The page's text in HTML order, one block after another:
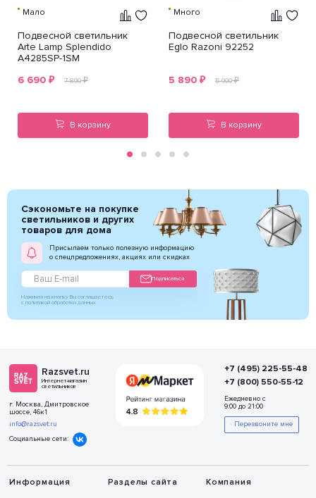
Мало
Подвесной светильник
Arte Lamp Splendido
A4285SP-1SM
6 690 ₽ 7 890₽
В корзину
Много
Подвесной светильник
Eglo Razoni 92252
5 890 ₽ 5 990₽
В корзину
Сэкономьте на покупке
светильников и других
товаров для дома
Присылаем только полезную информацию
о спецпредложениях, акциях или скидках
Подписаться
Нажимая на кнопку Вы соглашаетесь
с политикой обработки данных
Razsvet.ru
Интернет-магазин
светильников
г. Москва, Дмитровское
шоссе, 46к1
info@razsvet.ru
Социальные сети:
Информация Разделы сайта Компания
+7 (495) 225-55-48
+7 (800) 550-55-12
Ежедневно с
9:00 до 21:00
Перезвоните мне